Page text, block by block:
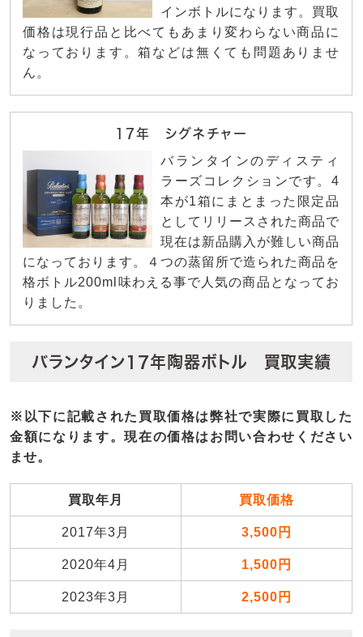
インボトルになります。買取
価格は現行品と比べてもあまり変わらない商品に
なっております。箱などは無くても問題ありませ
ん。
17年 シグネチャー
バランタインのディスティ
ラーズコレクションです。4
本が1箱にまとまった限定品
としてリリースされた商品で
現在は新品購入が難しい商品
になっております。４つの蒸留所で造られた商品を
格ボトル200ml味わえる事で人気の商品となってお
りました。
バランタイン17年陶器ボトル 買取実績
※以下に記載された買取価格は弊社で実際に買取した
金額になります。現在の価格はお問い合わせください
ませ。
買取年月 買取価格
2017年3月 3,500円
2020年4月 1,500円
2023年3月 2,500円